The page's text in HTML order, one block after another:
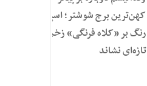
کهن‌ترین برج شوشتر؛ اسپری
رنگ بر «کلاه فرنگی» زخم
تازه‌ای نشاند